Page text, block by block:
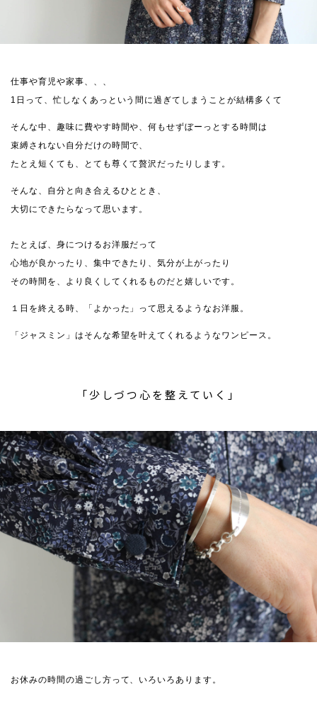
仕事や育児や家事、、、
1日って、忙しなくあっという間に過ぎてしまうことが結構多くて
そんな中、趣味に費やす時間や、何もせずぼーっとする時間は
束縛されない自分だけの時間で、
たとえ短くても、とても尊くて贅沢だったりします。
そんな、自分と向き合えるひととき、
大切にできたらなって思います。
たとえば、身につけるお洋服だって
心地が良かったり、集中できたり、気分が上がったり
その時間を、より良くしてくれるものだと嬉しいです。
１日を終える時、「よかった」って思えるようなお洋服。
「ジャスミン」はそんな希望を叶えてくれるようなワンピース。
「少しづつ心を整えていく」
お休みの時間の過ごし方って、いろいろあります。